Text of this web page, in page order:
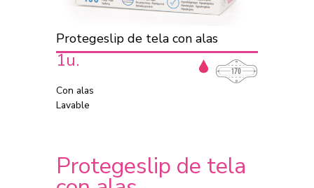
Protegeslip de tela con alas
1u.
Con alas
Lavable
Protegeslip de tela